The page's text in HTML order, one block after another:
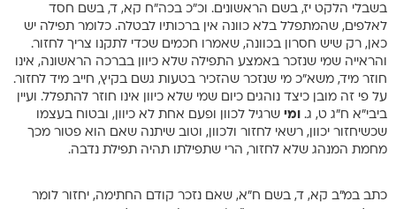
בשבלי הלקט יז, בשם הראשונים. וכ”כ בכה”ח קא, ד, בשם חסד
לאלפים, שהמתפלל בלא כוונה אין ברכותיו לבטלה. כלומר תפילה יש
כאן, רק שיש חסרון בכוונה, שאמרו חכמים שכדי לתקנו צריך לחזור.
והראייה שמי שנזכר באמצע התפילה שלא כיוון בברכה הראשונה, אינו
חוזר מיד, משא”כ מי שנזכר שהזכיר בטעות גשם בקיץ, חייב מיד לחזור.
על פי זה מובן כיצד נוהגים כיום שמי שלא כיוון אינו חוזר להתפלל. ועיין
ביבי”א ח”ג ט, ג.
ומי שרגיל לכוון ופעם אחת לא כיוון, ובטוח בעצמו
שכשיחזור יכוון, רשאי לחזור ולכוון, וטוב שיתנה שאם הוא פטור מכך
מחמת המנהג שלא לחזור, הרי שתפילתו תהיה תפילת נדבה.
כתב במ”ב קא, ד, בשם ח”א, שאם נזכר קודם החתימה, יחזור לומר